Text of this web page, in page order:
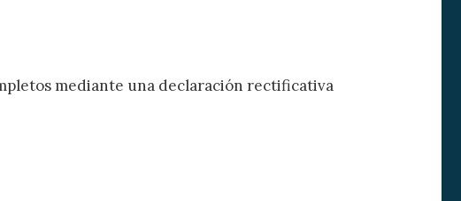
mediante una declaración rectificativa